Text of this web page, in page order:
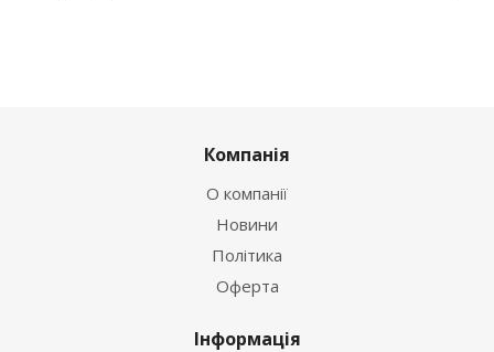
Компанія
О компанії
Новини
Політика
Оферта
Інформація